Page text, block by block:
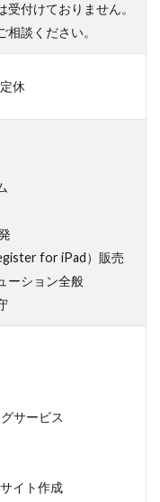
付けておりません。
相談ください。
休
for iPad）販売
ーション全般
サービス
イト作成